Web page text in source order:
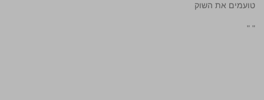
טועמים את השוק
"
"